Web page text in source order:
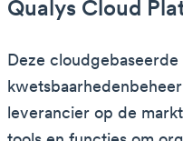
Qualys Cloud
Deze
leverancier op de